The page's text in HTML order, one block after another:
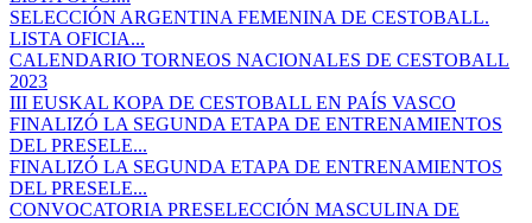
SELECCIÓN ARGENTINA FEMENINA DE CESTOBALL.
LISTA OFICIA...
CALENDARIO TORNEOS NACIONALES DE CESTOBALL
2023
III EUSKAL KOPA DE CESTOBALL EN PAÍS VASCO
FINALIZÓ LA SEGUNDA ETAPA DE ENTRENAMIENTOS
DEL PRESELE...
FINALIZÓ LA SEGUNDA ETAPA DE ENTRENAMIENTOS
DEL PRESELE...
CONVOCATORIA PRESELECCIÓN MASCULINA DE